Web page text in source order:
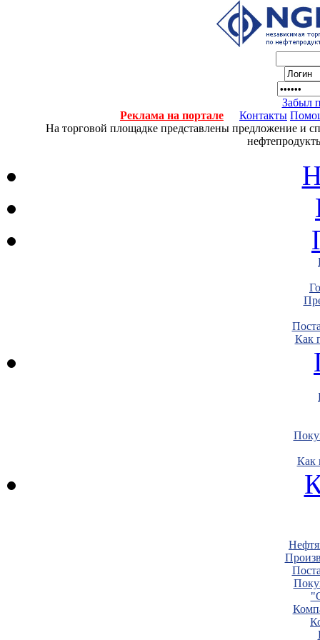
Забыл
Реклама на портале
Контакты
На торговой площадке представлены предложение и
Как
Как